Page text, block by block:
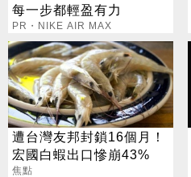
每一步都輕盈有力
PR・NIKE AIR MAX
遭台灣友邦封鎖16個月！
宏國白蝦出口慘崩43%
焦點